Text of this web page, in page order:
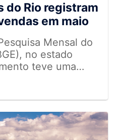
do Rio registram
em maio
Mensal do
no estado
teve uma
0,3% no mês,
início do ano